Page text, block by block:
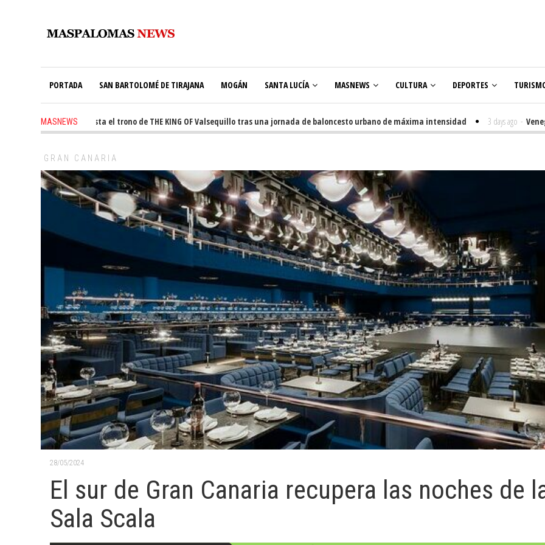
PORTADA SAN BARTOLOMÉ DE TIRAJANA MOGÁN SANTA LUCÍA MASNEWS CULTURA DEPORTES
MASNEWS
Ale Martín conquista el trono de THE KING OF Valsequillo tras una jornada de baloncesto urbano de máxima intensidad 3 days ago Veneguera
GRAN CANARIA
28/05/2024
El sur de Gran Canaria recupera las noches de
Sala Scala